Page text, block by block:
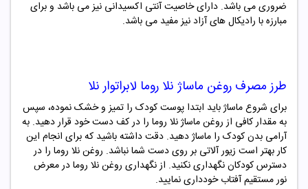
ضروری می باشد. دارای خاصیت آنتی اکسیدانی نیز می باشد و برای
مبارزه با رادیکال های آزاد نیز مفید می باشد.
طرز مصرف روغن ماساژ نلا روما لابراتوار نلا
برای شروع ماساژ باید ابتدا پوست کودک را تمیز و خشک نموده، سپس
به مقدار کافی از روغن ماساژنلا روما را در کف دست خود قرار دهید. به
آرامی بدن کودک را ماساژ دهید. دقت داشته باشید که برای انجام این
کار بهتر است زیور آلاتی بر روی دست شما نباشد. روغننلا روما را در
دسترس کودکان نگهداری نکنید. از نگهداری روغننلا رومادر معرض
نور مستقیم آفتاب خودداری نمایید.